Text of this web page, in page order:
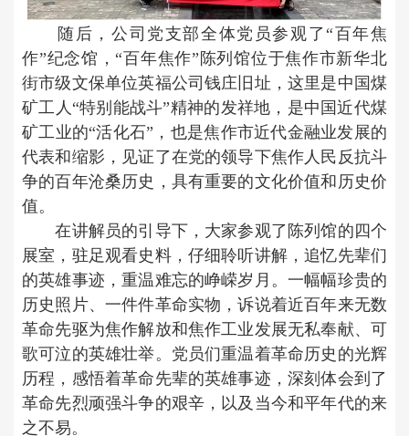
随后，公司党支部全体党员参观了“百年焦
作”纪念馆，“百年焦作”陈列馆位于焦作市新华北
街市级文保单位英福公司钱庄旧址，这里是中国煤
矿工人“特别能战斗”精神的发祥地，是中国近代煤
矿工业的“活化石”，也是焦作市近代金融业发展的
代表和缩影，见证了在党的领导下焦作人民反抗斗
争的百年沧桑历史，具有重要的文化价值和历史价
值。
在讲解员的引导下，大家参观了陈列馆的四个
展室，驻足观看史料，仔细聆听讲解，追忆先辈们
的英雄事迹，重温难忘的峥嵘岁月。一幅幅珍贵的
历史照片、一件件革命实物，诉说着近百年来无数
革命先驱为焦作解放和焦作工业发展无私奉献、可
歌可泣的英雄壮举。党员们重温着革命历史的光辉
历程，感悟着革命先辈的英雄事迹，深刻体会到了
革命先烈顽强斗争的艰辛，以及当今和平年代的来
之不易。